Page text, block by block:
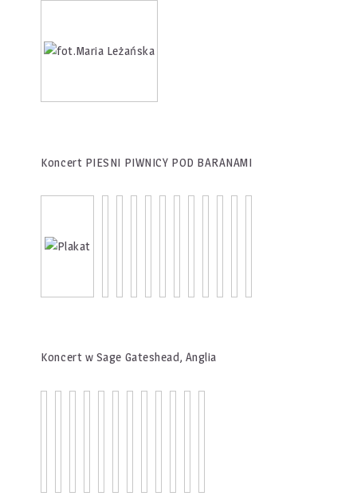
Koncert PIESNI PIWNICY POD BARANAMI
Koncert w Sage Gateshead, Anglia